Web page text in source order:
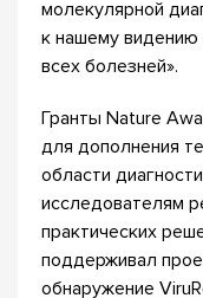
молекулярной
к нашему видению
всех болезней».
Гранты Nature
для дополнения
области
исследователям
практических
поддерживал
обнаружение